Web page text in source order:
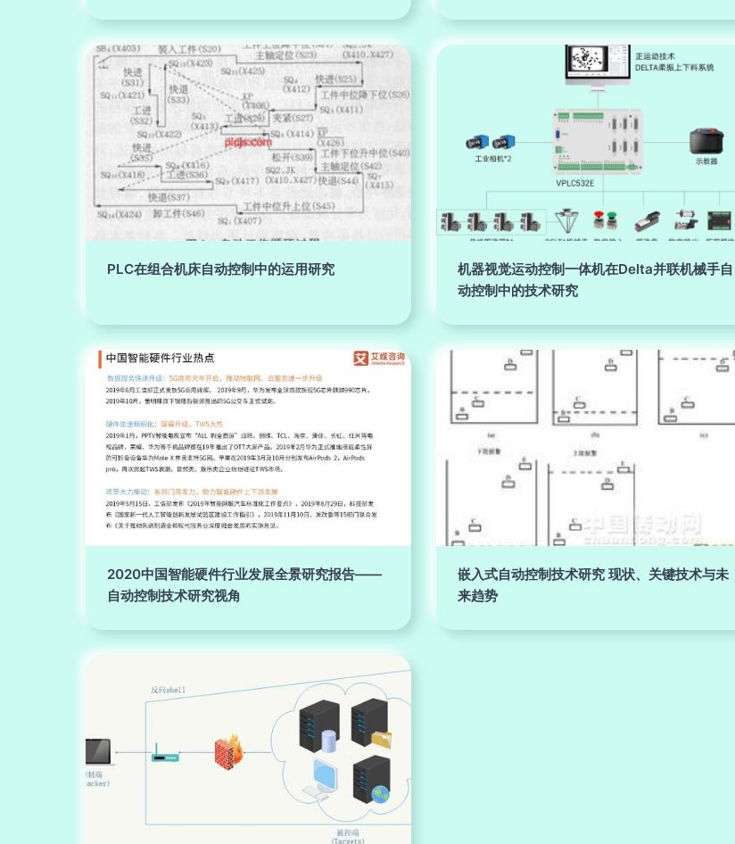
PLC在组合机床自动控制中的运用研究
机器视觉运动控制一体机在Delta并联机械手自
动控制中的技术研究
2020中国智能硬件行业发展全景研究报告——
自动控制技术研究视角
嵌入式自动控制技术研究 现状、关键技术与未
来趋势